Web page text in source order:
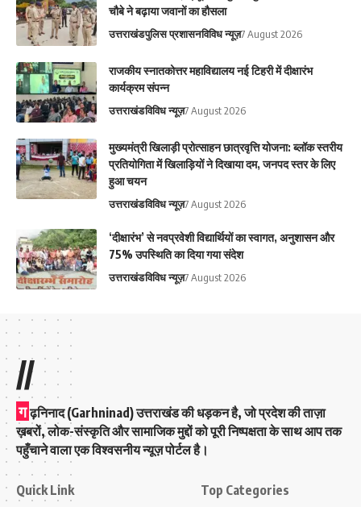
चौबे ने बढ़ाया जवानों का हौसला
उत्तराखंडपुलिस प्रशासनविविध न्यूज़7 August 2026
राजकीय स्नातकोत्तर महाविद्यालय नई टिहरी में दीक्षारंभ
कार्यक्रम संपन्न
उत्तराखंडविविध न्यूज़7 August 2026
मुख्यमंत्री खिलाड़ी प्रोत्साहन छात्रवृत्ति योजना: ब्लॉक स्तरीय
प्रतियोगिता में खिलाड़ियों ने दिखाया दम, जनपद स्तर के लिए
हुआ चयन
उत्तराखंडविविध न्यूज़7 August 2026
‘दीक्षारंभ’ से नवप्रवेशी विद्यार्थियों का स्वागत, अनुशासन और
75% उपस्थिति का दिया गया संदेश
उत्तराखंडविविध न्यूज़7 August 2026
//
ग ढ़निनाद (Garhninad) उत्तराखंड की धड़कन है, जो प्रदेश की ताज़ा
ख़बरों, लोक-संस्कृति और सामाजिक मुद्दों को पूरी निष्पक्षता के साथ आप तक
पहुँचाने वाला एक विश्वसनीय न्यूज़ पोर्टल है।
Quick Link Top Categories